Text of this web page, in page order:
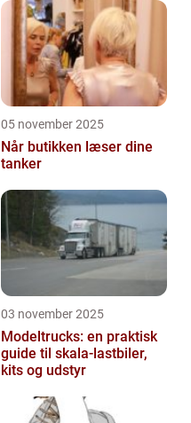
05 november 2025
Når butikken læser dine
tanker
03 november 2025
Modeltrucks: en praktisk
guide til skala-lastbiler,
kits og udstyr